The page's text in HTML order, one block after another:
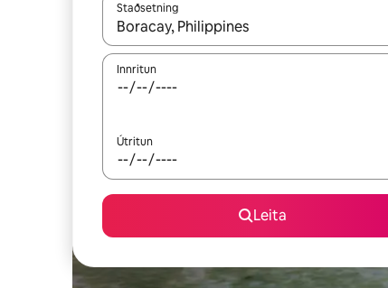
Staðsetning
Þegar niðurstöður liggja fyrir skaltu nota upp
Innritun
Útritun
Leita